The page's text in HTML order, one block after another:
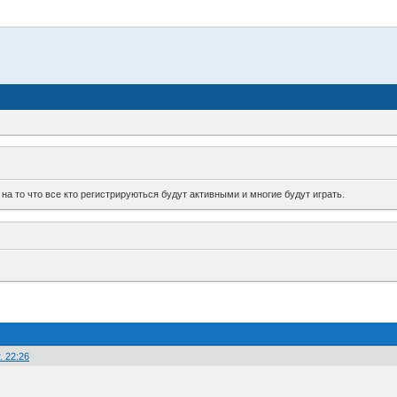
что все кто регистрируються будут активными и многие будут играть.
22:26